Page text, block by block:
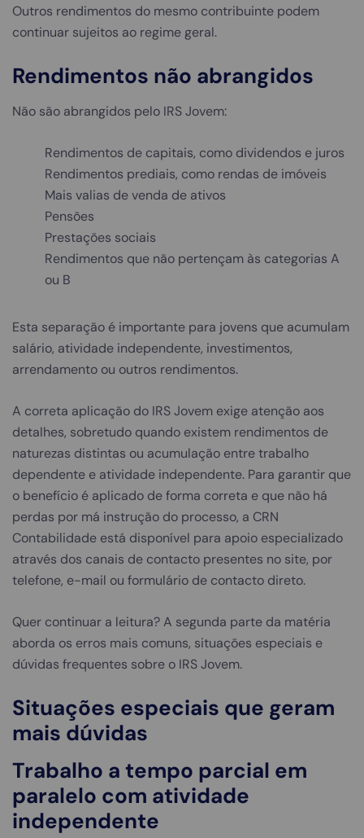
Outros rendimentos do mesmo contribuinte podem
continuar sujeitos ao regime geral.
Rendimentos não abrangidos
Não são abrangidos pelo IRS Jovem:
Rendimentos de capitais, como dividendos e juros
Rendimentos prediais, como rendas de imóveis
Mais valias de venda de ativos
Pensões
Prestações sociais
Rendimentos que não pertençam às categorias A
ou B
Esta separação é importante para jovens que acumulam
salário, atividade independente, investimentos,
arrendamento ou outros rendimentos.
A correta aplicação do IRS Jovem exige atenção aos
detalhes, sobretudo quando existem rendimentos de
naturezas distintas ou acumulação entre trabalho
dependente e atividade independente. Para garantir que
o benefício é aplicado de forma correta e que não há
perdas por má instrução do processo, a CRN
Contabilidade está disponível para apoio especializado
através dos canais de contacto presentes no site, por
telefone, e-mail ou formulário de contacto direto.
Quer continuar a leitura? A segunda parte da matéria
aborda os erros mais comuns, situações especiais e
dúvidas frequentes sobre o IRS Jovem.
Situações especiais que geram
mais dúvidas
Trabalho a tempo parcial em
paralelo com atividade
independente